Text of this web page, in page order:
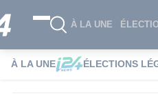
À LA UNE
À LA UNE ÉLECTIONS